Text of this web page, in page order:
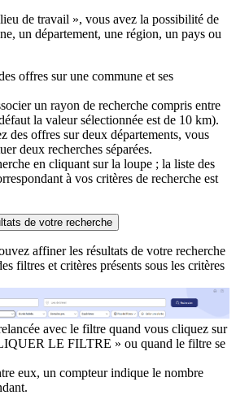
de travail », vous avez la possibilité de
un département, une région, un pays ou
offres sur une commune et ses
un rayon de recherche compris entre
la valeur sélectionnée est de 10 km).
des offres sur deux départements, vous
deux recherches séparées.
en cliquant sur la loupe ; la liste des
à vos critères de recherche est
de votre recherche
affiner les résultats de votre recherche
filtres et critères présents sous les critères
avec le filtre quand vous cliquez sur
LE FILTRE » ou quand le filtre se
eux, un compteur indique le nombre